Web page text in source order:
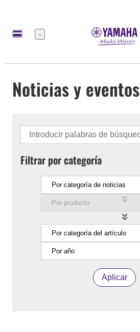
Menú
Noticias y eventos
Filtrar por categoría
Aplicar